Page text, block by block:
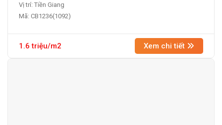
Vị trí: Tiền Giang
Mã: CB1236(1092)
1.6 triệu/m2 Xem chi tiết